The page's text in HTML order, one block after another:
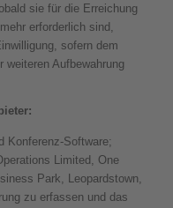
sie für die Erreichung
erforderlich sind,
sofern dem
Aufbewahrung
Konferenz-Software;
Limited, One
Park, Leopardstown,
zu erfassen und das